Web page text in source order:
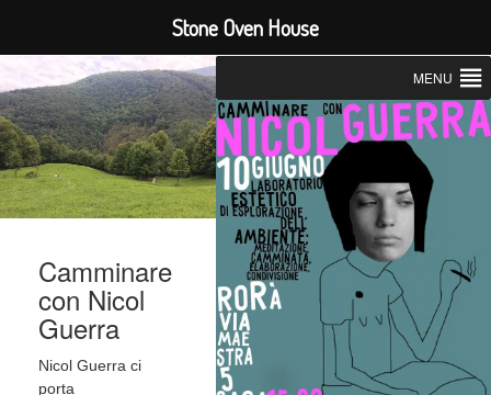
Camminare
con Nicol
Guerra
Nicol Guerra ci
porta
MENU
Stone Oven House